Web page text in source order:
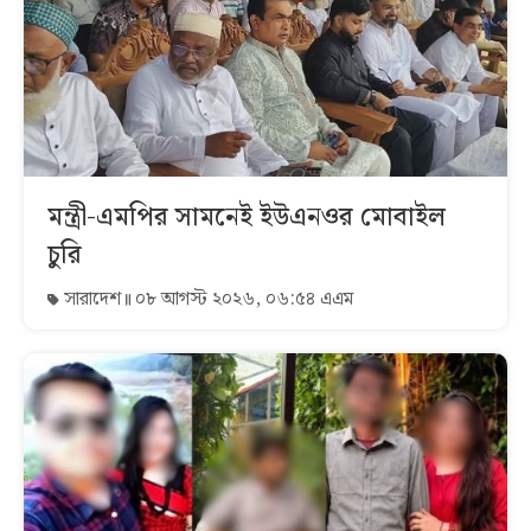
মন্ত্রী-এমপির সামনেই ইউএনওর মোবাইল
চুরি
সারাদেশ ০৮ আগস্ট ২০২৬, ০৬:৫৪ এএম